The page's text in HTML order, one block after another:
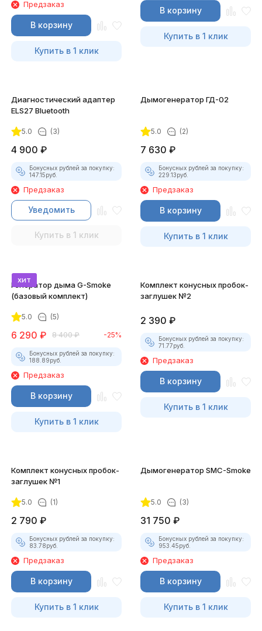
Предзаказ
В корзину
Купить в 1 клик
В корзину
Купить в 1 клик
Диагностический адаптер
ELS27 Bluetooth
5.0 (3)
4 900 ₽
Бонусных рублей за покупку:
147.15руб.
Предзаказ
Уведомить
Купить в 1 клик
Дымогенератор ГД-02
5.0 (2)
7 630 ₽
Бонусных рублей за покупку:
229.13руб.
Предзаказ
В корзину
Купить в 1 клик
хит
Генератор дыма G-Smoke
(базовый комплект)
5.0 (5)
6 290 ₽ 8 400 ₽ -25%
Бонусных рублей за покупку:
188.89руб.
Предзаказ
В корзину
Купить в 1 клик
Комплект конусных пробок-
заглушек №2
2 390 ₽
Бонусных рублей за покупку:
71.77руб.
Предзаказ
В корзину
Купить в 1 клик
Комплект конусных пробок-
заглушек №1
5.0 (1)
2 790 ₽
Бонусных рублей за покупку:
83.78руб.
Предзаказ
В корзину
Купить в 1 клик
Дымогенератор SMC-Smoke
5.0 (3)
31 750 ₽
Бонусных рублей за покупку:
953.45руб.
Предзаказ
В корзину
Купить в 1 клик